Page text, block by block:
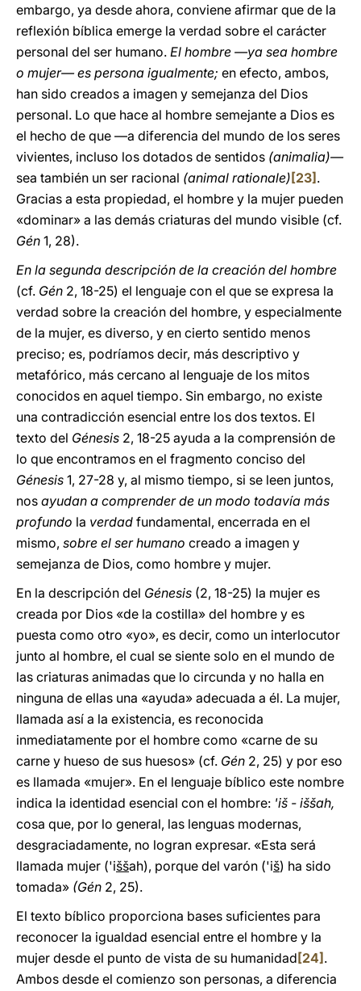
embargo, ya desde ahora, conviene afirmar que de la
reflexión bíblica emerge la verdad sobre el carácter
personal del ser humano. El hombre —ya sea hombre
o mujer— es persona igualmente; en efecto, ambos,
han sido creados a imagen y semejanza del Dios
personal. Lo que hace al hombre semejante a Dios es
el hecho de que —a diferencia del mundo de los seres
vivientes, incluso los dotados de sentidos (animalia)—
sea también un ser racional (animal rationale) [23] .
Gracias a esta propiedad, el hombre y la mujer pueden
«dominar» a las demás criaturas del mundo visible (cf.
Gén 1, 28).
En la segunda descripción de la creación del hombre
(cf. Gén 2, 18-25) el lenguaje con el que se expresa la
verdad sobre la creación del hombre, y especialmente
de la mujer, es diverso, y en cierto sentido menos
preciso; es, podríamos decir, más descriptivo y
metafórico, más cercano al lenguaje de los mitos
conocidos en aquel tiempo. Sin embargo, no existe
una contradicción esencial entre los dos textos. El
texto del Génesis 2, 18-25 ayuda a la comprensión de
lo que encontramos en el fragmento conciso del
Génesis 1, 27-28 y, al mismo tiempo, si se leen juntos,
nos ayudan a comprender de un modo todavía más
profundo la verdad fundamental, encerrada en el
mismo, sobre el ser humano creado a imagen y
semejanza de Dios, como hombre y mujer.
En la descripción del Génesis (2, 18-25) la mujer es
creada por Dios «de la costilla» del hombre y es
puesta como otro «yo», es decir, como un interlocutor
junto al hombre, el cual se siente solo en el mundo de
las criaturas animadas que lo circunda y no halla en
ninguna de ellas una «ayuda» adecuada a él. La mujer,
llamada así a la existencia, es reconocida
inmediatamente por el hombre como «carne de su
carne y hueso de sus huesos» (cf. Gén 2, 25) y por eso
es llamada «mujer». En el lenguaje bíblico este nombre
indica la identidad esencial con el hombre: 'iš - iššah,
cosa que, por lo general, las lenguas modernas,
desgraciadamente, no logran expresar. «Esta será
llamada mujer ('iššah), porque del varón ('iš) ha sido
tomada» (Gén 2, 25).
El texto bíblico proporciona bases suficientes para
reconocer la igualdad esencial entre el hombre y la
mujer desde el punto de vista de su humanidad [24] .
Ambos desde el comienzo son personas, a diferencia